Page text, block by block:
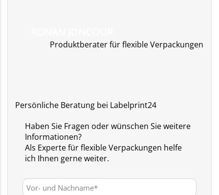
Produktberater für flexible Verpackungen
Persönliche Beratung bei Labelprint24
Haben Sie Fragen oder wünschen Sie weitere
Informationen?
Als Experte für flexible Verpackungen helfe
ich Ihnen gerne weiter.